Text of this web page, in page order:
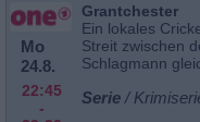
Mo
24.8.
22:45
-
Grantchester
Ein lokales
Streit zwischen
Schlagmann
Serie /